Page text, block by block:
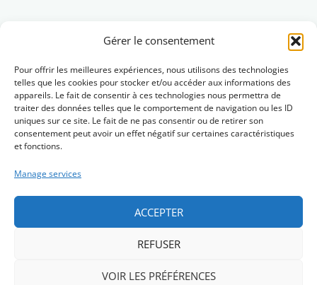
Gérer le consentement
Pour offrir les meilleures expériences, nous utilisons des technologies
telles que les cookies pour stocker et/ou accéder aux informations des
appareils. Le fait de consentir à ces technologies nous permettra de
traiter des données telles que le comportement de navigation ou les ID
uniques sur ce site. Le fait de ne pas consentir ou de retirer son
consentement peut avoir un effet négatif sur certaines caractéristiques
et fonctions.
Manage services
ACCEPTER
REFUSER
VOIR LES PRÉFÉRENCES